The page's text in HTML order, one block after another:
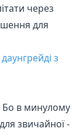
через
для
з
Бо в минулому
звичайної -